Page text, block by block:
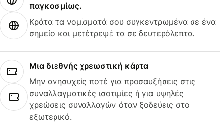
παγκοσμίως.
Κράτα τα νομίσματά σου συγκεντρωμένα σε ένα
σημείο και μετέτρεψέ τα σε δευτερόλεπτα.
Μια διεθνής χρεωστική κάρτα
Μην ανησυχείς ποτέ για προσαυξήσεις στις
συναλλαγματικές ισοτιμίες ή για υψηλές
χρεώσεις συναλλαγών όταν ξοδεύεις στο
εξωτερικό.